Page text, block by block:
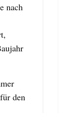
nach
den